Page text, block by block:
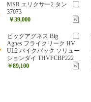
MSR エリクサー2 タン
37073
￥39,000
ビッグアグネス Big
Agnes フライクリーク HV
UL2 バイクパック ソリュー
ションダイ THVFCBP222
￥89,100